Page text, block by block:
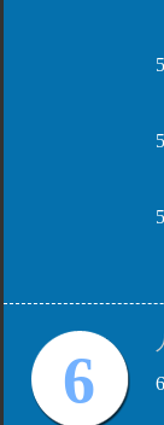
6